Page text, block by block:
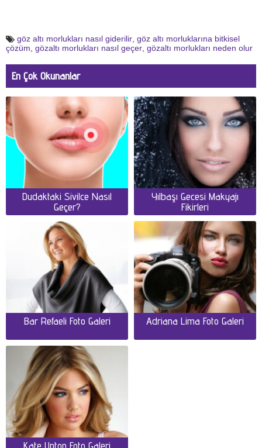
göz altı morlukları nasıl giderilir, göz altı morluklarına bitkisel
çözüm, gözaltı morlukları nasıl geçer, gözaltı morlukları neden olur
En Çok Okunanlar
Dudaktaki Sivilce Nasıl
Geçer?
Yılbaşı Gecesi Makyajı
Fikirleri
Bar Refaeli Foto Galeri Adriana Lima Foto Galeri
Kate Upton Foto Galeri